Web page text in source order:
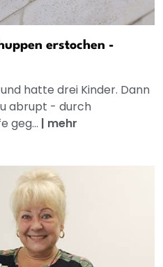
erstochen -
hatte drei Kinder. Dann
abrupt - durch
geg... | mehr